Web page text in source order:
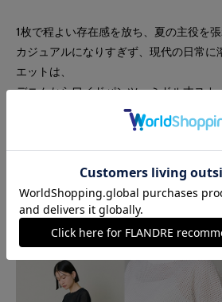
1枚で程よい存在感を放ち、夏の主役を張
カジュアルになりすぎず、現代の日常に
エットは、
デニムからワイドパンツ、ミドル丈スカ
クリーンなホワイト、定番のブラック、
ル、そして爽やかなグリーンの4色展開。
カナダ産の良質な針葉樹パルプのナチュ
な表情が、大人の夏肌を美しく見せる特
ペーパーMIXメッシュプルオーバー